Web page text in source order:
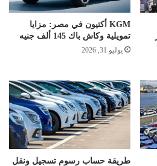
KGM أكتيون في مصر: مزايا
تمويلية وكاش باك 145 ألف جنيه
يوليو 31, 2026
طريقة حساب رسوم تسجيل ونقل